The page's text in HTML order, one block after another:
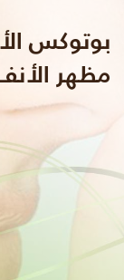
بوتوكس
مظهر